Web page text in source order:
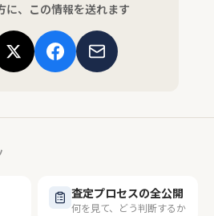
に、この情報を送れます
査定プロセスの全公開
何を見て、どう判断するか